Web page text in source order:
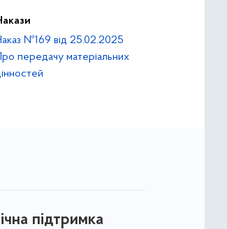
№169 від 25.02.2025
Про передачу матеріальних
підтримка